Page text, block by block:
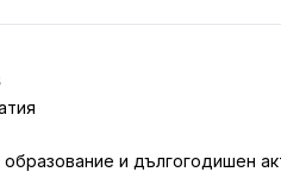
и дългогодишен